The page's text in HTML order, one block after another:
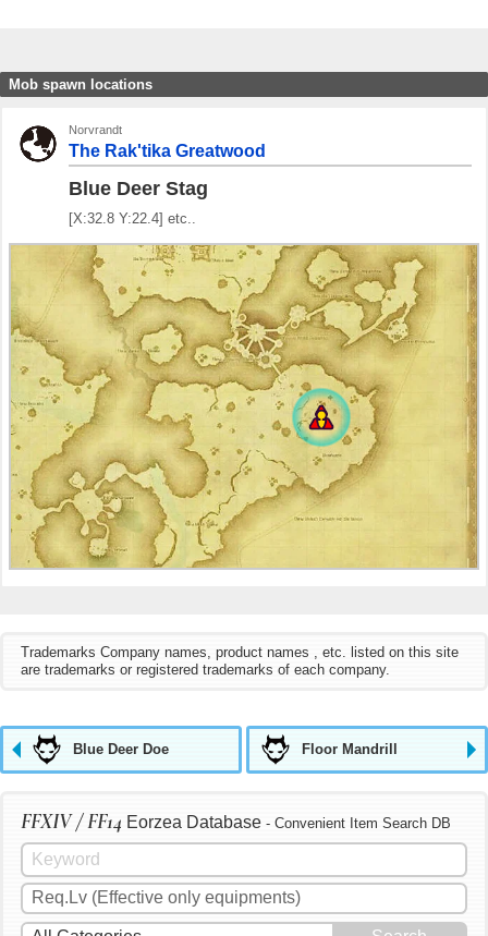
Mob spawn locations
Norvrandt
The Rak'tika Greatwood
Blue Deer Stag
[X:32.8 Y:22.4] etc..
Trademarks Company names, product names , etc. listed on this site
are trademarks or registered trademarks of each company.
Blue Deer Doe Floor Mandrill
FFXIV / FF14 Eorzea Database - Convenient Item Search DB